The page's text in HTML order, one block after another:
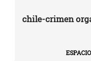
chile-crimen